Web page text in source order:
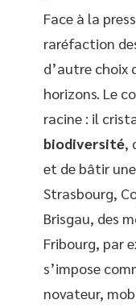
Face à la
raréfaction
d’autre choix
horizons. Le
racine : il
biodiversité,
et de bâtir
Strasbourg,
Brisgau, des
Fribourg, par
s’impose
novateur,